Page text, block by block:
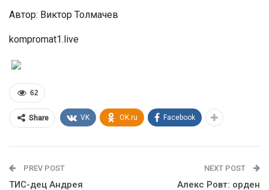
Автор: Виктор Толмачев
kompromat1.live
62
Share VK OK.ru Facebook
PREV POST
ТИС-дец Андрея
NEXT POST
Алекс Ровт: орден